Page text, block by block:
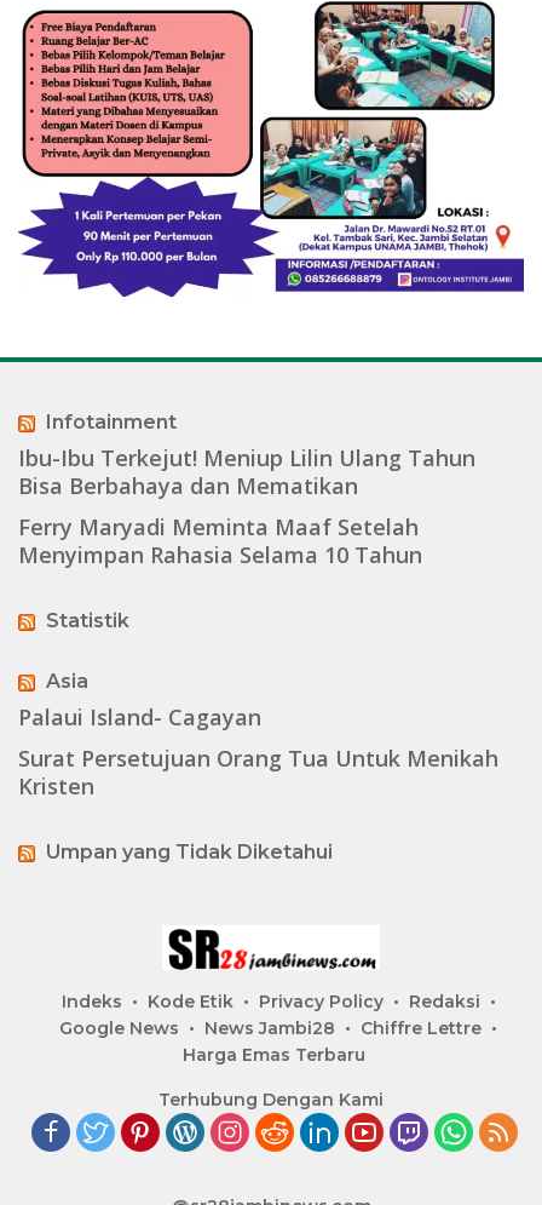
Infotainment
Ibu-Ibu Terkejut! Meniup Lilin Ulang Tahun
Bisa Berbahaya dan Mematikan
Ferry Maryadi Meminta Maaf Setelah
Menyimpan Rahasia Selama 10 Tahun
Statistik
Asia
Palaui Island- Cagayan
Surat Persetujuan Orang Tua Untuk Menikah
Kristen
Umpan yang Tidak Diketahui
Indeks Kode Etik Privacy Policy
Redaksi
Google News
News Jambi28
Chiffre Lettre
Harga Emas Terbaru
Terhubung Dengan Kami